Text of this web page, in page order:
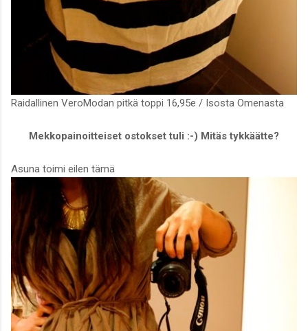
Raidallinen VeroModan pitkä toppi 16,95e / Isosta Omenasta
Mekkopainoitteiset ostokset tuli :-) Mitäs tykkäätte?
Asuna toimi eilen tämä